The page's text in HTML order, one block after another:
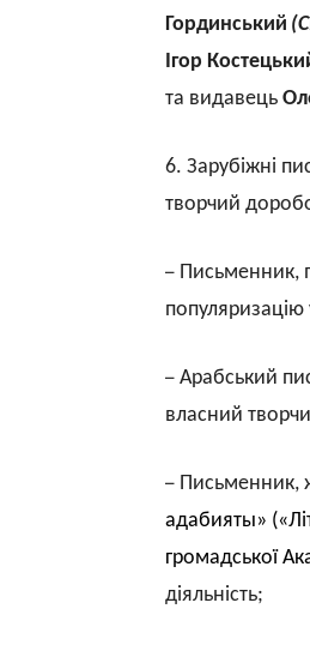
Гординський
Ігор
та видавець
6. Зарубіжні
творчий
– Письменник,
популяризацію
– Арабський
власний
– Письменник,
адабияты»
громадської
діяльність;